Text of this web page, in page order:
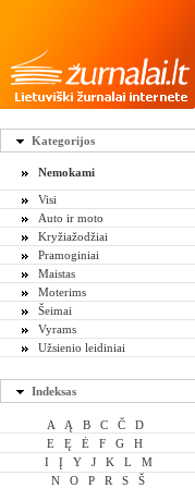
Kategorijos
Nemokami
Visi
Auto ir moto
Kryžiažodžiai
Pramoginiai
Maistas
Moterims
Šeimai
Vyrams
Užsienio leidiniai
Indeksas
A Ą B C Č
D
E
Ę Ė F G
H
I
Į Y J K L
M
N
O P R S
Š